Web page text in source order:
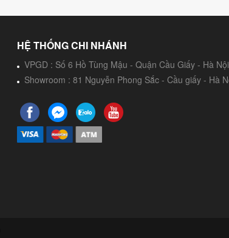
HỆ THỐNG CHI NHÁNH
VPGD : Số 6 Hồ Tùng Mậu - Quận Cầu Giấy - Hà
Showroom : 81 Nguyễn Phong Sắc - Cầu giấy - Hà